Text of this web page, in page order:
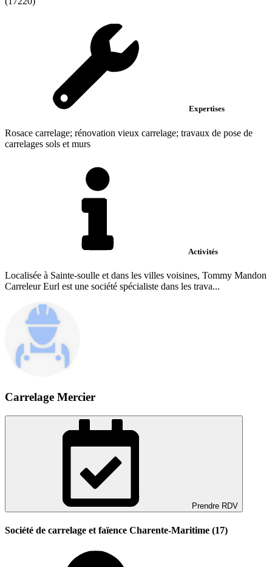
Expertises
Rosace carrelage; rénovation vieux carrelage; travaux de pose de
carrelages sols et murs
Activités
Localisée à Sainte-soulle et dans les villes voisines, Tommy Mandon
Carreleur Eurl est une société spécialiste dans les trava...
Carrelage Mercier
Prendre RDV
Société de carrelage et faïence Charente-Maritime (17)